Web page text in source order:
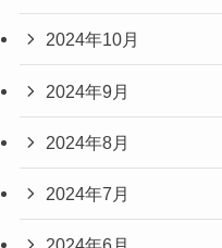
2024年10月
2024年9月
2024年8月
2024年7月